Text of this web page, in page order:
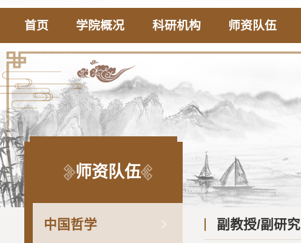
首页 学院概况 科研机构 师资队伍
师资队伍
中国哲学 副教授/副研